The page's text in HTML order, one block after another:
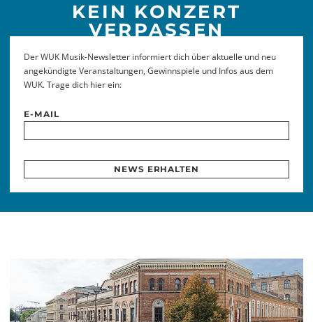
KEIN KONZERT
VERPASSEN
Der WUK Musik-Newsletter informiert dich über aktuelle und neu
angekündigte Veranstaltungen, Gewinnspiele und Infos aus dem
WUK. Trage dich hier ein:
E-MAIL
NEWS ERHALTEN